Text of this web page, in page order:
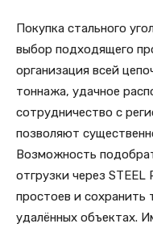
Покупка стального
выбор подходящего
организация всей
тоннажа, удачное
сотрудничество с
позволяют
Возможность
отгрузки через
простоев и сохранить
удалённых объектах.